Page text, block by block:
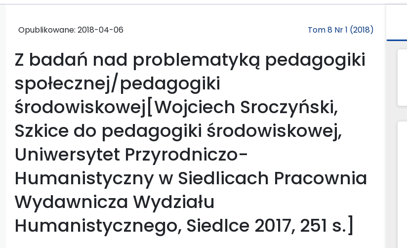
Opublikowane: 2018-04-06 Tom 8 Nr 1 (2018)
Z badań nad problematyką pedagogiki
społecznej/pedagogiki
środowiskowej[Wojciech Sroczyński,
Szkice do pedagogiki środowiskowej,
Uniwersytet Przyrodniczo-
Humanistyczny w Siedlicach Pracownia
Wydawnicza Wydziału
Humanistycznego, Siedlce 2017, 251 s.]